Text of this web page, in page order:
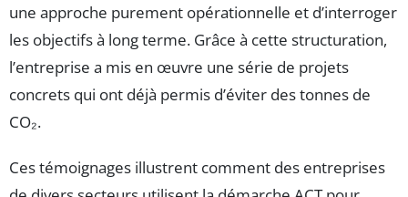
une approche purement opérationnelle et d’interroger
les objectifs à long terme. Grâce à cette structuration,
l’entreprise a mis en œuvre une série de projets
concrets qui ont déjà permis d’éviter des tonnes de
CO₂.
Ces témoignages illustrent comment des entreprises